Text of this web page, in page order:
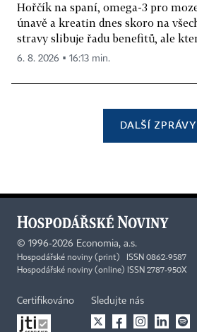
Hořčík na spaní, omega-3 pro
únavě a kreatin dnes skoro na
stravy slibuje řadu benefitů, ale
6. 8. 2026 ▪ 16:13 min.
DALŠÍ ZPRÁVY
© 1996-2026 Economia, a.s.
Hospodářské noviny (print) ISSN 0862-9587
Hospodářské noviny (online) ISSN 2787-950X
Certifikováno Sledujte nás